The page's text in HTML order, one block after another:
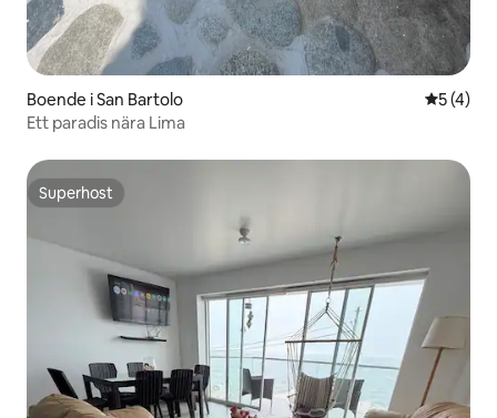
Boende i San Bartolo 5 av 5 i
5 (4)
Ett paradis nära Lima
Superhost
Superhost